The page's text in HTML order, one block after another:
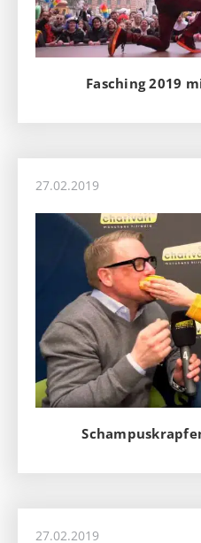
Fasching 2019
27.02.2019
27.02.2019